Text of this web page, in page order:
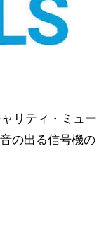
リティ・ミュー
の出る信号機の